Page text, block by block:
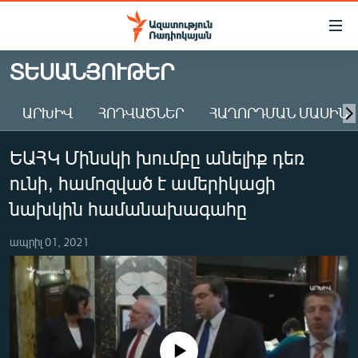
Մատչելիության
Անցնել
հիմնական
Անցնել
հիմնական
մենյուին
Որոնում
ԱԶԱՏՈՒԹՅՈՒՆ TV
ՀԱՅԱՍՏԱՆ
ԸՆՏՐՈՒԹՅՈՒՆՆԵՐ 2026
ԻՐԱՎՈՒՆՔ
ՏՆՏԵՍՈՒԹՅՈՒՆ
ՂԱՐԱԲԱՂ
ՊԱՏԵՐԱԶՄԻ 6 ՇԱԲԱԹՆԵՐԸ
ՏԱՐԱԾԱՇՐՋԱՆ
ՏԵՍԱՆՅՈՒԹԵՐ
ԱՐԽԻՎ ՀՈԴՎԱԾՆԵՐ ՀԱՂՈՐԴՄԱՆ ՄԱՍԻՆ
ԵԱՀԿ Մինսկի խումբը անելիք դեռ
ունի, համոզված է ամերիկացի
նախկին համանախագահը
ապրիլ 01, 2021
No media source currently available